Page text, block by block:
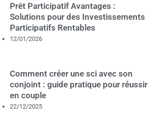
Prêt Participatif Avantages :
Solutions pour des Investissements
Participatifs Rentables
12/01/2026
Comment créer une sci avec son
conjoint : guide pratique pour réussir
en couple
22/12/2025